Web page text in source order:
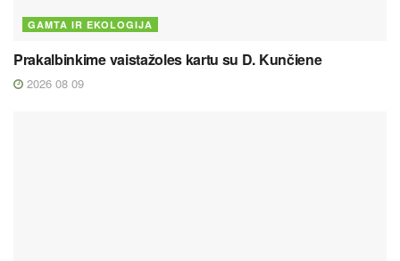
GAMTA IR EKOLOGIJA
Prakalbinkime vaistažoles kartu su D. Kunčiene
2026 08 09